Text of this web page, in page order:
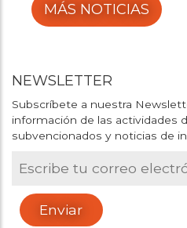
MÁS NOTICIAS
NEWSLETTER
Subscríbete a nuestra
información de las actividades
subvencionados y noticias de